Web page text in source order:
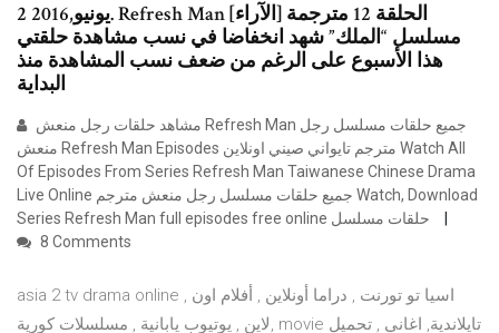
2 يونيو,2016. Refresh Man الحلقة 12 مترجمة [الآراء]
مسلسل “الملك” شهد انخفاضا في نسب مشاهدة حلقتي
هذا الأسبوع على الرغم من ضعف نسب المشاهدة منذ
البداية
منعش Refresh Man Episodes مترجم تايواني صيني اونلاين Watch All
Of Episodes From Series Refresh Man Taiwanese Chinese Drama
Live Online جميع حلقات مسلسل رجل منعش مترجم Watch, Download
8 Comments
asia 2 tv drama online , اسيا تو تورنت , دراما أونلاين , أفلام اون
لاين , يوتيوب يابانية , مسلسلات كورية, movie تايلاندية, اغاني , تحميل